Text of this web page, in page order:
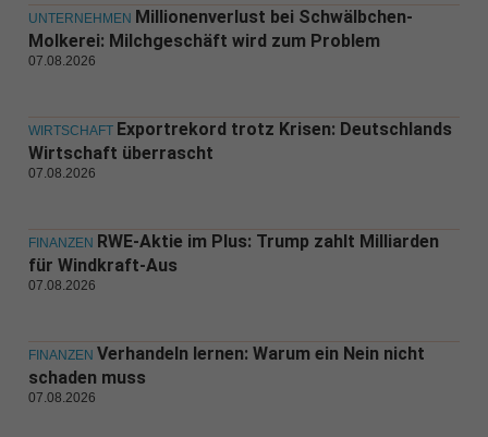
UNTERNEHMEN Millionenverlust bei Schwälbchen-
Molkerei: Milchgeschäft wird zum Problem
07.08.2026
WIRTSCHAFT Exportrekord trotz Krisen: Deutschlands
Wirtschaft überrascht
07.08.2026
FINANZEN RWE-Aktie im Plus: Trump zahlt Milliarden
für Windkraft-Aus
07.08.2026
FINANZEN Verhandeln lernen: Warum ein Nein nicht
schaden muss
07.08.2026